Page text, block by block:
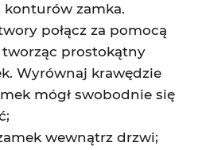
zamka.
połącz za pomocą
tworząc prostokątny
Wyrównaj krawędzie
mógł swobodnie się
wewnątrz drzwi;